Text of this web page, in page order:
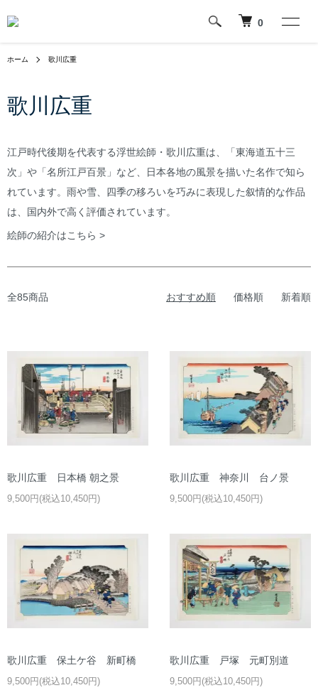
0
ホーム 歌川広重
歌川広重
江戸時代後期を代表する浮世絵師・歌川広重は、「東海道五十三
次」や「名所江戸百景」など、日本各地の風景を描いた名作で知ら
れています。雨や雪、四季の移ろいを巧みに表現した叙情的な作品
は、国内外で高く評価されています。
絵師の紹介はこちら >
全85商品 おすすめ順 価格順 新着順
歌川広重 日本橋 朝之景
9,500円(税込10,450円)
歌川広重 神奈川 台ノ景
9,500円(税込10,450円)
歌川広重 保土ケ谷 新町橋
9,500円(税込10,450円)
歌川広重 戸塚 元町別道
9,500円(税込10,450円)